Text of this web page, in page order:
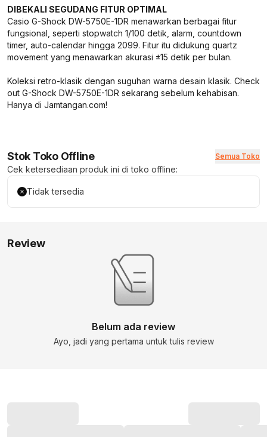
DIBEKALI SEGUDANG FITUR OPTIMAL
Casio G-Shock DW-5750E-1DR menawarkan berbagai fitur
fungsional, seperti stopwatch 1/100 detik, alarm, countdown
timer, auto-calendar hingga 2099. Fitur itu didukung quartz
movement yang menawarkan akurasi ±15 detik per bulan.
Koleksi retro-klasik dengan suguhan warna desain klasik. Check
out G-Shock DW-5750E-1DR sekarang sebelum kehabisan.
Hanya di Jamtangan.com!
Stok Toko Offline Semua Toko
Cek ketersediaan produk ini di toko offline:
Tidak tersedia
Review
Belum ada review
Ayo, jadi yang pertama untuk tulis review